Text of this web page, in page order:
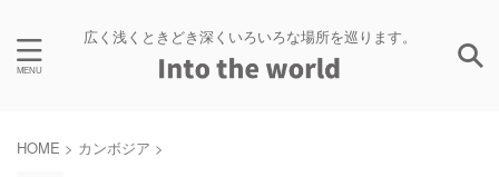
広く浅くときどき深くいろいろな場所を巡ります。
HOME > カンボジア >